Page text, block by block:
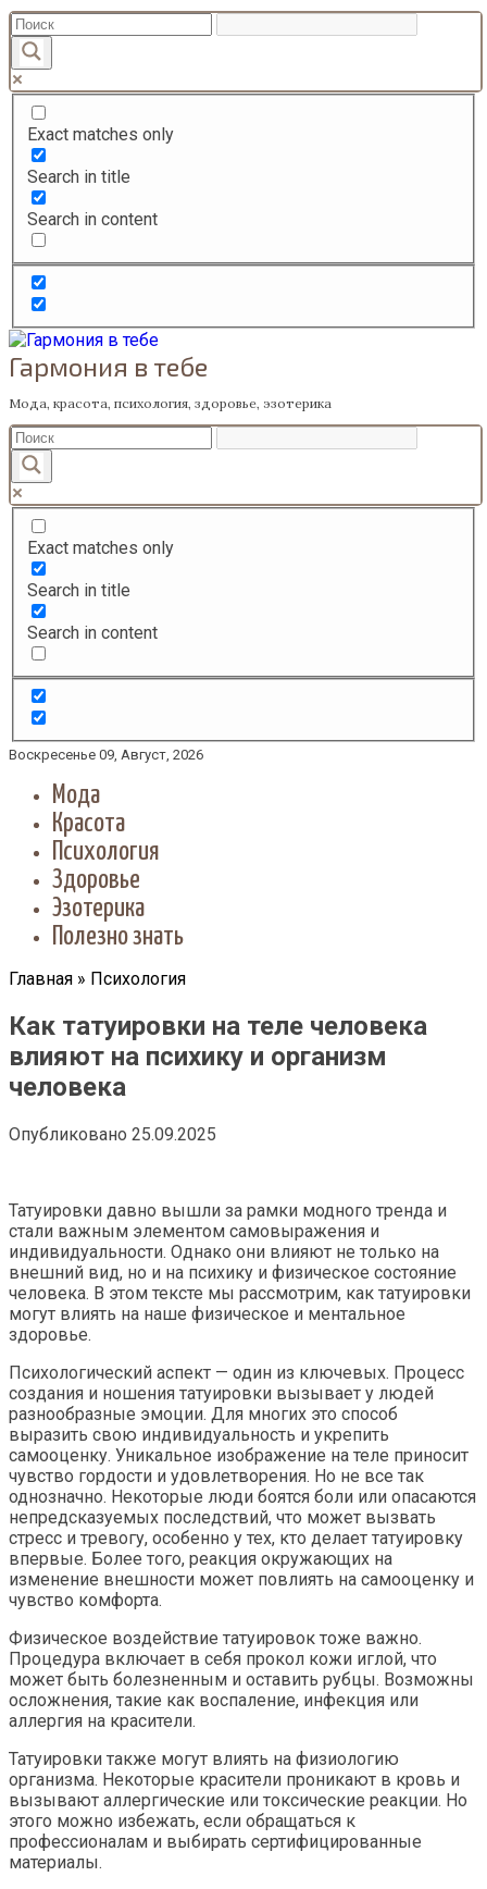
Перейти
к
содержанию
Exact matches only
Search in title
Search in content
Гармония в тебе
Мода, красота, психология, здоровье, эзотерика
Exact matches only
Search in title
Search in content
Воскресенье 09, Август, 2026
Мода
Красота
Психология
Здоровье
Эзотерика
Полезно знать
Главная » Психология
Как татуировки на теле человека
влияют на психику и организм
человека
Опубликовано 25.09.2025
Татуировки давно вышли за рамки модного тренда и
стали важным элементом самовыражения и
индивидуальности. Однако они влияют не только на
внешний вид, но и на психику и физическое состояние
человека. В этом тексте мы рассмотрим, как татуировки
могут влиять на наше физическое и ментальное
здоровье.
Психологический аспект — один из ключевых. Процесс
создания и ношения татуировки вызывает у людей
разнообразные эмоции. Для многих это способ
выразить свою индивидуальность и укрепить
самооценку. Уникальное изображение на теле приносит
чувство гордости и удовлетворения. Но не все так
однозначно. Некоторые люди боятся боли или опасаются
непредсказуемых последствий, что может вызвать
стресс и тревогу, особенно у тех, кто делает татуировку
впервые. Более того, реакция окружающих на
изменение внешности может повлиять на самооценку и
чувство комфорта.
Физическое воздействие татуировок тоже важно.
Процедура включает в себя прокол кожи иглой, что
может быть болезненным и оставить рубцы. Возможны
осложнения, такие как воспаление, инфекция или
аллергия на красители.
Татуировки также могут влиять на физиологию
организма. Некоторые красители проникают в кровь и
вызывают аллергические или токсические реакции. Но
этого можно избежать, если обращаться к
профессионалам и выбирать сертифицированные
материалы.